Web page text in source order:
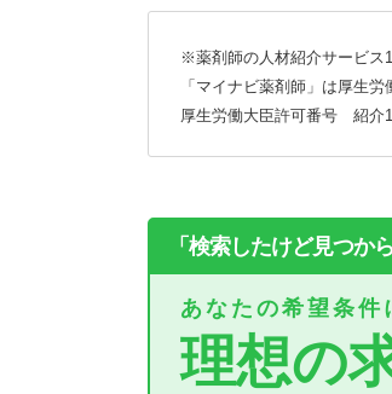
※薬剤師の人材紹介サービス
「マイナビ薬剤師」は厚生
厚生労働大臣許可番号 紹介
「検索したけど見つ
あなたの希望条件
理想の